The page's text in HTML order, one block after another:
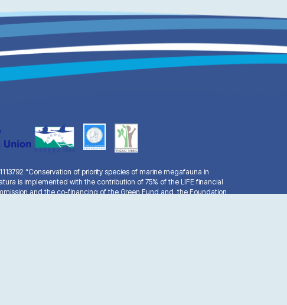
“Conservation of priority species of marine megafauna in
is implemented with the contribution of 75% of the LIFE financial
and the co-financing of the Green Fund and the Foundation